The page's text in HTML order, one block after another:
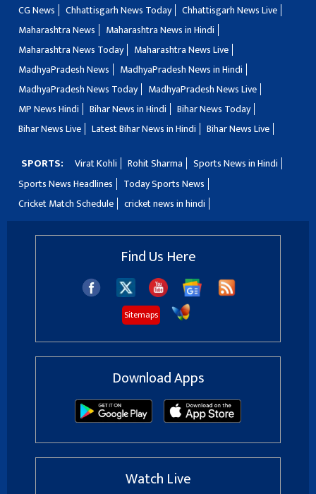
CG News
Chhattisgarh News Today
Chhattisgarh News Live
Maharashtra News
Maharashtra News in Hindi
Maharashtra News Today
Maharashtra News Live
MadhyaPradesh News
MadhyaPradesh News in Hindi
MadhyaPradesh News Today
MadhyaPradesh News Live
MP News Hindi
Bihar News in Hindi
Bihar News Today
Bihar News Live
Latest Bihar News in Hindi Bihar News Live
SPORTS: Virat Kohli Rohit Sharma
Sports News in Hindi
Sports News Headlines
Today Sports News
Cricket Match Schedule
cricket news in hindi
Find Us Here
Sitemaps
Download Apps
Watch Live